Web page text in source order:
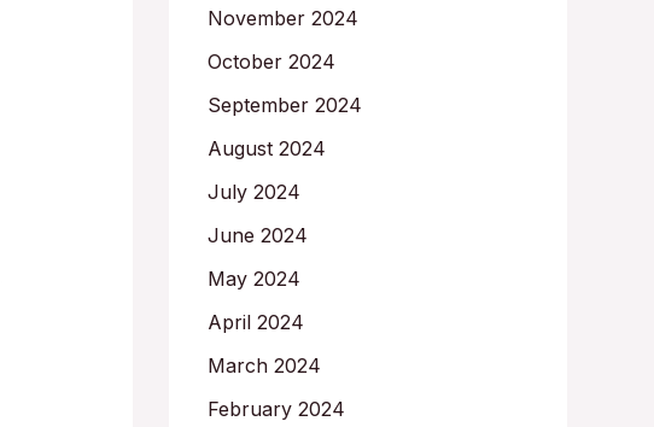
November 2024
October 2024
September 2024
August 2024
July 2024
June 2024
May 2024
April 2024
March 2024
February 2024